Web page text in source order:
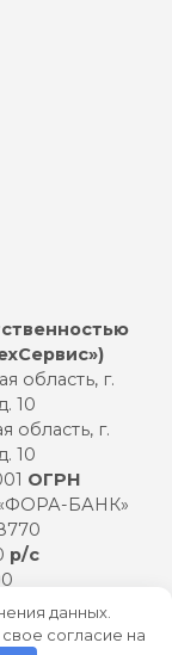
область, г.
10
область, г.
10
ОГРН
БАНК»
р/с
данных.
согласие на